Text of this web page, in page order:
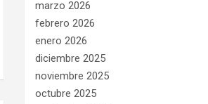
marzo 2026
febrero 2026
enero 2026
diciembre 2025
noviembre 2025
octubre 2025